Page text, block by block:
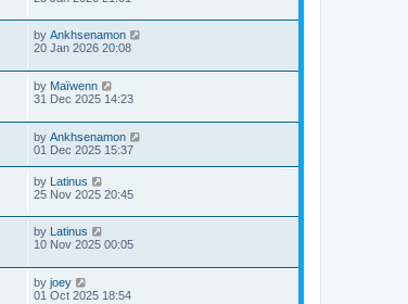
by Ankhsenamon
20 Jan 2026 20:08
by Maïwenn
31 Dec 2025 14:23
by Ankhsenamon
01 Dec 2025 15:37
by Latinus
25 Nov 2025 20:45
by Latinus
10 Nov 2025 00:05
by joey
01 Oct 2025 18:54